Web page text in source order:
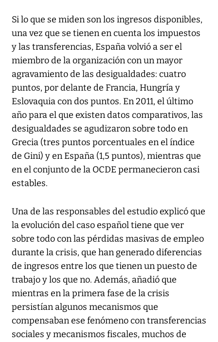
Si lo que se miden son los ingresos disponibles,
una vez que se tienen en cuenta los impuestos
y las transferencias, España volvió a ser el
miembro de la organización con un mayor
agravamiento de las desigualdades: cuatro
puntos, por delante de Francia, Hungría y
Eslovaquia con dos puntos. En 2011, el último
año para el que existen datos comparativos, las
desigualdades se agudizaron sobre todo en
Grecia (tres puntos porcentuales en el índice
de Gini) y en España (1,5 puntos), mientras que
en el conjunto de la OCDE permanecieron casi
estables.
Una de las responsables del estudio explicó que
la evolución del caso español tiene que ver
sobre todo con las pérdidas masivas de empleo
durante la crisis, que han generado diferencias
de ingresos entre los que tienen un puesto de
trabajo y los que no. Además, añadió que
mientras en la primera fase de la crisis
persistían algunos mecanismos que
compensaban ese fenómeno con transferencias
sociales y mecanismos fiscales, muchos de